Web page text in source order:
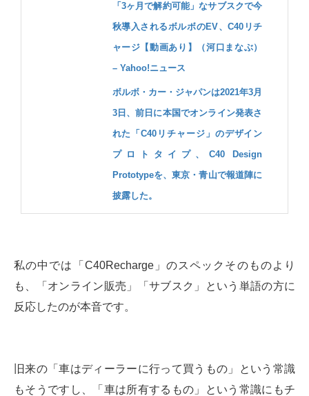
「3ヶ月で解約可能」なサブスクで今
秋導入されるボルボのEV、C40リチ
ャージ【動画あり】（河口まなぶ）
– Yahoo!ニュース
ボルボ・カー・ジャパンは2021年3月
3日、前日に本国でオンライン発表さ
れた「C40リチャージ」のデザイン
プロトタイプ、C40 Design
Prototypeを、東京・青山で報道陣に
披露した。
私の中では「C40Recharge」のスペックそのものより
も、「オンライン販売」「サブスク」という単語の方に
反応したのが本音です。
旧来の「車はディーラーに行って買うもの」という常識
もそうですし、「車は所有するもの」という常識にもチ